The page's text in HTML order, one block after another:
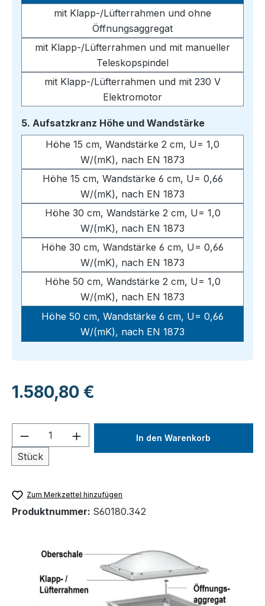
mit Klapp-/Lüfterrahmen und ohne
Öffnungsaggregat
mit Klapp-/Lüfterrahmen und mit manueller
Teleskopspindel
mit Klapp-/Lüfterrahmen und mit 230 V
Elektromotor
5. Aufsatzkranz Höhe und Wandstärkeauswählen
Höhe 15 cm, Wandstärke 2 cm, U= 1,0
W/(mK), nach EN 1873
Höhe 15 cm, Wandstärke 6 cm, U= 0,66
W/(mK), nach EN 1873
Höhe 30 cm, Wandstärke 2 cm, U= 1,0
W/(mK), nach EN 1873
Höhe 30 cm, Wandstärke 6 cm, U= 0,66
W/(mK), nach EN 1873
Höhe 50 cm, Wandstärke 2 cm, U= 1,0
W/(mK), nach EN 1873
Höhe 50 cm, Wandstärke 6 cm, U= 0,66
W/(mK), nach EN 1873
Regulärer Preis:
1.580,80 €
Produkt Anzahl: Gib den
Stück
In den Warenkorb
Zum Merkzettel hinzufügen
Produktnummer: S60180.342